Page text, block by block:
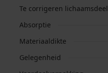
Te corrigeren lichaamsdeel
Absorptie
Materiaaldikte
Gelegenheid